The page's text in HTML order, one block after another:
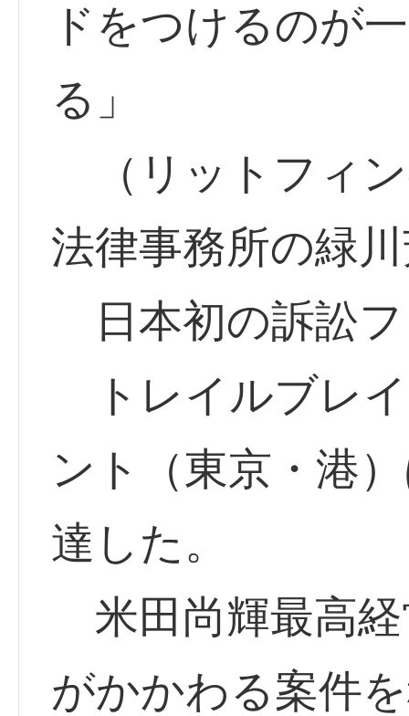
ドをつけるのが
る」
（リットフィ
法律事務所の緑
日本初の訴訟
トレイルブレ
ント（東京・港
達した。
米田尚輝最高経
がかかわる案件